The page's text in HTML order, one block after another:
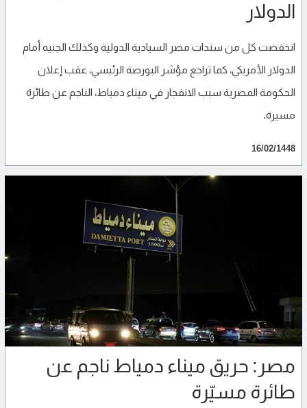
الدولار
انخفضت كل من سندات مصر السيادية الدولية وكذلك الجنيه أمام
الدولار الأمريكي، كما تراجع مؤشر البورصة الرئيسي، عقب إعلان
الحكومة المصرية سبب الانفجار في ميناء دمياط، الناجم عن طائرة
مسيرة.
16/02/1448
مصر: حريق ميناء دمياط ناجم عن
طائرة مسيّرة